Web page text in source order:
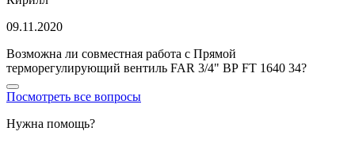
09.11.2020
Возможна ли совместная работа с Прямой
терморегулирующий вентиль FAR 3/4" ВР FT 1640 34?
Посмотреть все вопросы
Нужна помощь?